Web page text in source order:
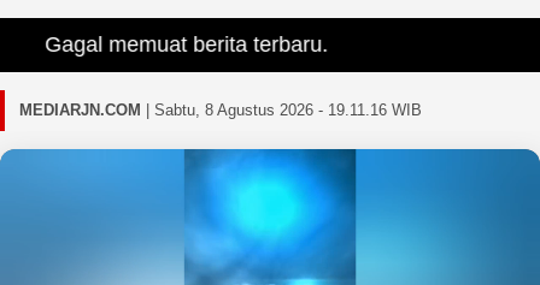
Gagal memuat berita terbaru.
MEDIARJN.COM Sabtu, 8 Agustus 2026 - 19.11.17 WIB